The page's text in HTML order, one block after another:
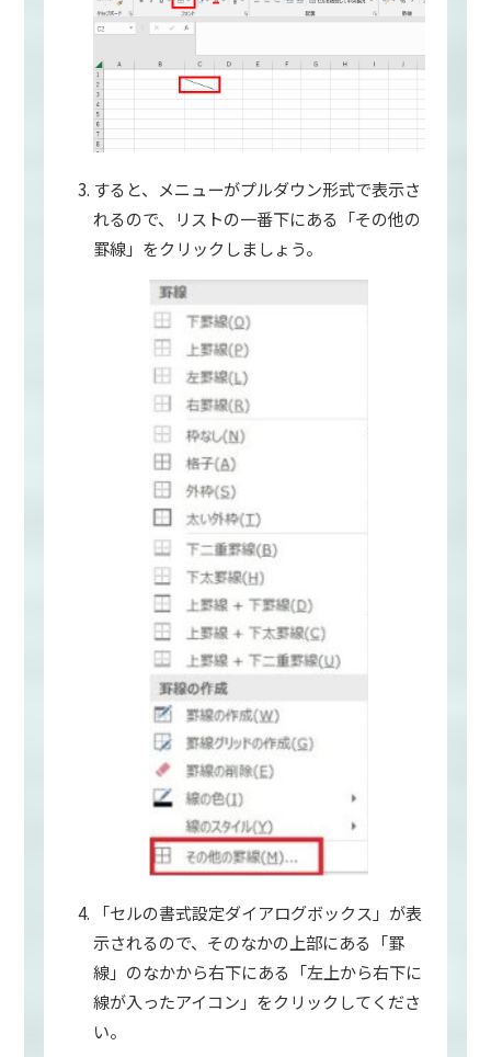
すると、メニューがプルダウン形式で表示さ
れるので、リストの一番下にある「その他の
罫線」をクリックしましょう。
「セルの書式設定ダイアログボックス」が表
示されるので、そのなかの上部にある「罫
線」のなかから右下にある「左上から右下に
線が入ったアイコン」をクリックしてくださ
い。